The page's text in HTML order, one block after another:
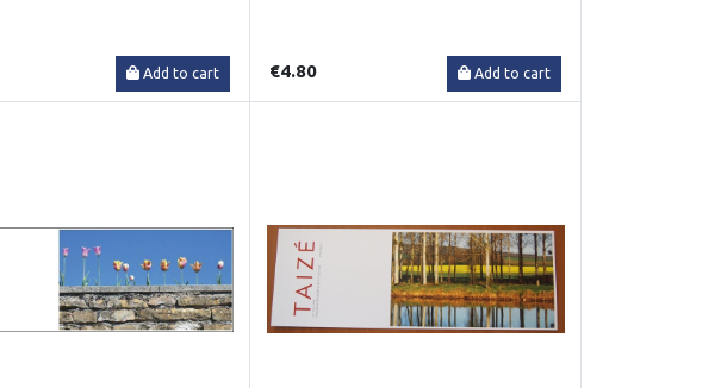
Add to cart €4.80 Add to cart